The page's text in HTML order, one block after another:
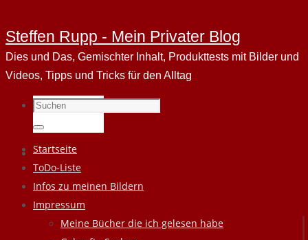
Steffen Rupp - Mein Privater Blog
Dies und Das, Gemischter Inhalt, Produkttests mit Bilder und
Videos, Tipps und Tricks für den Alltag
Suchen
nach:
Suchen
Zum
Inhalt
springen
Startseite
ToDo-Liste
Infos zu meinen Bildern
Impressum
Meine Bücher die ich gelesen habe